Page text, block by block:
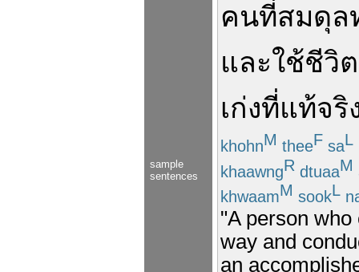
sample
sentences
คนที่สมดุล
และใช้ชีวิต
เก่งที่แท้จริ
khohnM theeF saL
khaawngR dtuaaM
khwaamM sookL
"A person
way and
an